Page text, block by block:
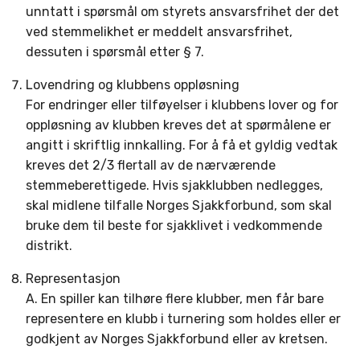
unntatt i spørsmål om styrets ansvarsfrihet der det
ved stemmelikhet er meddelt ansvarsfrihet,
dessuten i spørsmål etter § 7.
Lovendring og klubbens oppløsning
For endringer eller tilføyelser i klubbens lover og for
oppløsning av klubben kreves det at spørmålene er
angitt i skriftlig innkalling. For å få et gyldig vedtak
kreves det 2/3 flertall av de nærværende
stemmeberettigede. Hvis sjakklubben nedlegges,
skal midlene tilfalle Norges Sjakkforbund, som skal
bruke dem til beste for sjakklivet i vedkommende
distrikt.
Representasjon
A. En spiller kan tilhøre flere klubber, men får bare
representere en klubb i turnering som holdes eller er
godkjent av Norges Sjakkforbund eller av kretsen.